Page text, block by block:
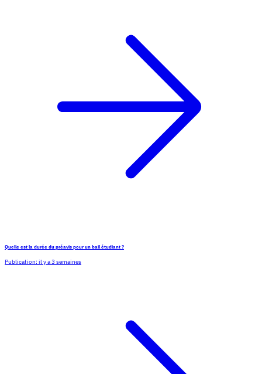
Quelle est la durée du préavis pour un bail étudiant ?
Publication: il y a 3 semaines